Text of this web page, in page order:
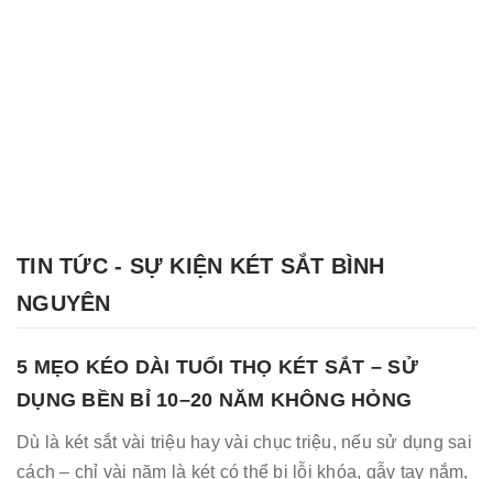
TIN TỨC - SỰ KIỆN KÉT SẮT BÌNH
NGUYÊN
5 MẸO KÉO DÀI TUỔI THỌ KÉT SẮT – SỬ
DỤNG BỀN BỈ 10–20 NĂM KHÔNG HỎNG
Dù là két sắt vài triệu hay vài chục triệu, nếu sử dụng sai
cách – chỉ vài năm là két có thể bị lỗi khóa, gẫy tay nắm,